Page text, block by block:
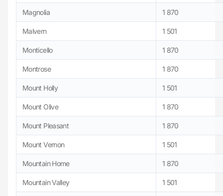
Magnolia 1 870
Malvern 1 501
Monticello 1 870
Montrose 1 870
Mount Holly 1 501
Mount Olive 1 870
Mount Pleasant 1 870
Mount Vernon 1 501
Mountain Home 1 870
Mountain Valley 1 501